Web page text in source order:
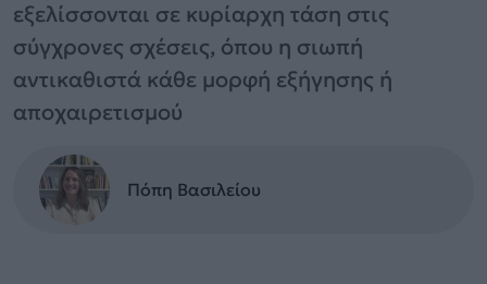
εξελίσσονται σε κυρίαρχη τάση στις
σύγχρονες σχέσεις, όπου η σιωπή
αντικαθιστά κάθε μορφή εξήγησης ή
αποχαιρετισμού
Πόπη Βασιλείου